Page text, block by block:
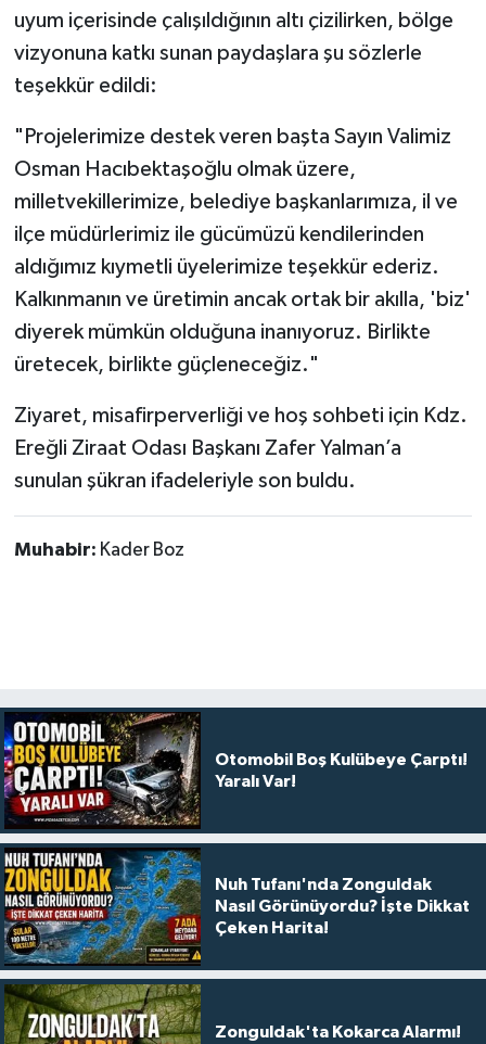
uyum içerisinde çalışıldığının altı çizilirken, bölge
vizyonuna katkı sunan paydaşlara şu sözlerle
teşekkür edildi:
"Projelerimize destek veren başta Sayın Valimiz
Osman Hacıbektaşoğlu olmak üzere,
milletvekillerimize, belediye başkanlarımıza, il ve
ilçe müdürlerimiz ile gücümüzü kendilerinden
aldığımız kıymetli üyelerimize teşekkür ederiz.
Kalkınmanın ve üretimin ancak ortak bir akılla, 'biz'
diyerek mümkün olduğuna inanıyoruz. Birlikte
üretecek, birlikte güçleneceğiz."
Ziyaret, misafirperverliği ve hoş sohbeti için Kdz.
Ereğli Ziraat Odası Başkanı Zafer Yalman’a
sunulan şükran ifadeleriyle son buldu.
Muhabir: Kader Boz
Otomobil Boş Kulübeye Çarptı!
Yaralı Var!
Nuh Tufanı'nda Zonguldak
Nasıl Görünüyordu? İşte Dikkat
Çeken Harita!
Zonguldak'ta Kokarca Alarmı!